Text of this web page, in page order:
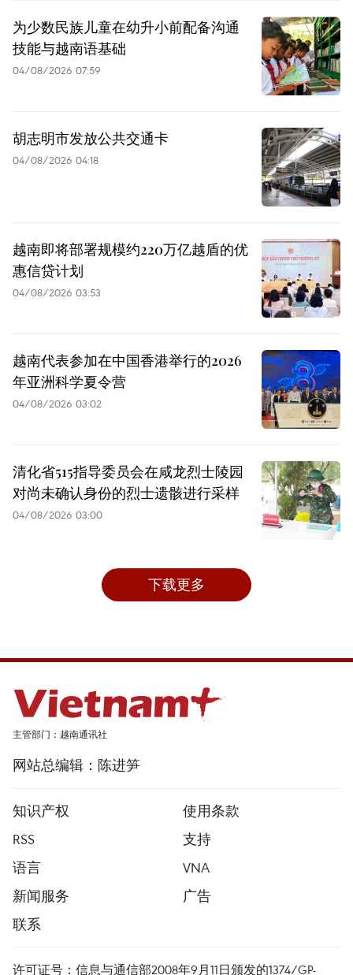
为少数民族儿童在幼升小前配备沟通
技能与越南语基础
04/08/2026 07:59
胡志明市发放公共交通卡
04/08/2026 04:18
越南即将部署规模约220万亿越盾的优
惠信贷计划
04/08/2026 03:53
越南代表参加在中国香港举行的2026
年亚洲科学夏令营
04/08/2026 03:02
清化省515指导委员会在咸龙烈士陵园
对尚未确认身份的烈士遗骸进行采样
04/08/2026 03:00
下载更多
主管部门：越南通讯社
网站总编辑：陈进笋
知识产权
使用条款
RSS
支持
语言
VNA
新闻服务
广告
联系
许可证号：信息与通信部2008年9月11日颁发的1374/GP-